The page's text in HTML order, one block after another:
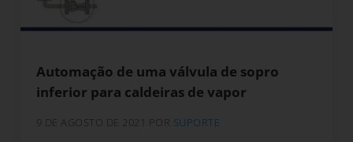
Automação de uma válvula de sopro
inferior para caldeiras de vapor
9 DE AGOSTO DE 2021 POR SUPORTE